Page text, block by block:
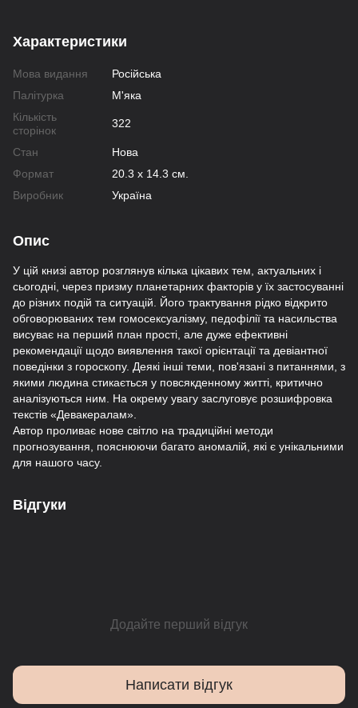
Характеристики
Мова видання
Російська
Палітурка
М'яка
Кількість
сторінок
322
Стан
Нова
Формат
20.3 х 14.3 см.
Виробник
Україна
Опис
У цій книзі автор розглянув кілька цікавих тем, актуальних і
сьогодні, через призму планетарних факторів у їх застосуванні
до різних подій та ситуацій. Його трактування рідко відкрито
обговорюваних тем гомосексуалізму, педофілії та насильства
висуває на перший план прості, але дуже ефективні
рекомендації щодо виявлення такої орієнтації та девіантної
поведінки з гороскопу. Деякі інші теми, пов'язані з питаннями, з
якими людина стикається у повсякденному житті, критично
аналізуються ним. На окрему увагу заслуговує розшифровка
текстів «Девакералам».
Автор проливає нове світло на традиційні методи
прогнозування, пояснюючи багато аномалій, які є унікальними
для нашого часу.
Відгуки
Додайте перший відгук
Написати відгук